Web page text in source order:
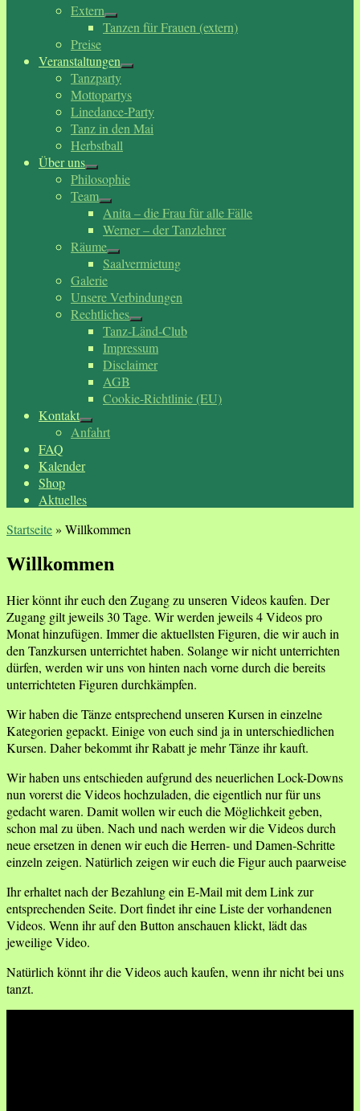
Extern
Tanzen für Frauen (extern)
Preise
Veranstaltungen
Tanzparty
Mottopartys
Linedance-Party
Tanz in den Mai
Herbstball
Über uns
Philosophie
Team
Anita – die Frau für alle Fälle
Werner – der Tanzlehrer
Räume
Saalvermietung
Galerie
Unsere Verbindungen
Rechtliches
Tanz-Länd-Club
Impressum
Disclaimer
AGB
Cookie-Richtlinie (EU)
Kontakt
Anfahrt
FAQ
Kalender
Shop
Aktuelles
Startseite» Willkommen
Willkommen
Hier könnt ihr euch den Zugang zu unseren Videos kaufen. Der
Zugang gilt jeweils 30 Tage. Wir werden jeweils 4 Videos pro
Monat hinzufügen. Immer die aktuellsten Figuren, die wir auch in
den Tanzkursen unterrichtet haben. Solange wir nicht unterrichten
dürfen, werden wir uns von hinten nach vorne durch die bereits
unterrichteten Figuren durchkämpfen.
Wir haben die Tänze entsprechend unseren Kursen in einzelne
Kategorien gepackt. Einige von euch sind ja in unterschiedlichen
Kursen. Daher bekommt ihr Rabatt je mehr Tänze ihr kauft.
Wir haben uns entschieden aufgrund des neuerlichen Lock-Downs
nun vorerst die Videos hochzuladen, die eigentlich nur für uns
gedacht waren. Damit wollen wir euch die Möglichkeit geben,
schon mal zu üben. Nach und nach werden wir die Videos durch
neue ersetzen in denen wir euch die Herren- und Damen-Schritte
einzeln zeigen. Natürlich zeigen wir euch die Figur auch paarweise
Ihr erhaltet nach der Bezahlung ein E-Mail mit dem Link zur
entsprechenden Seite. Dort findet ihr eine Liste der vorhandenen
Videos. Wenn ihr auf den Button anschauen klickt, lädt das
jeweilige Video.
Natürlich könnt ihr die Videos auch kaufen, wenn ihr nicht bei uns
tanzt.